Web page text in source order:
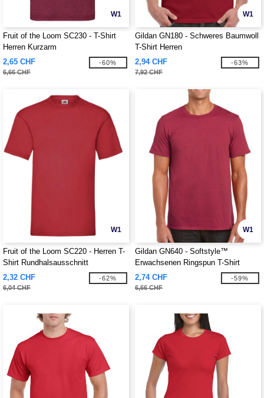
W1
Fruit of the Loom SC230 - T-Shirt
Herren Kurzarm
2,65 CHF
6,66 CHF
-60%
W1
Gildan GN180 - Schweres Baumwoll
T-Shirt Herren
2,94 CHF
7,92 CHF
-63%
W1
Fruit of the Loom SC220 - Herren T-
Shirt Rundhalsausschnitt
2,32 CHF
6,04 CHF
-62%
W1
Gildan GN640 - Softstyle™
Erwachsenen Ringspun T-Shirt
2,74 CHF
6,66 CHF
-59%